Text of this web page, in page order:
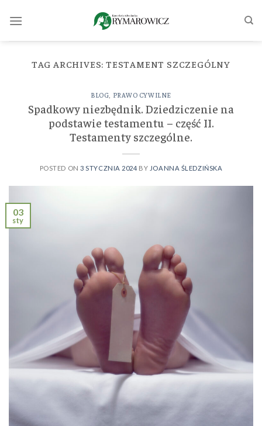
TAG ARCHIVES:TESTAMENT SZCZEGÓLNY
BLOG PRAWO CYWILNE
Spadkowy niezbędnik. Dziedziczenie na
podstawie testamentu – część II.
Testamenty szczególne.
POSTED ON3 STYCZNIA 2024 BY JOANNA ŚLEDZIŃSKA
03
sty